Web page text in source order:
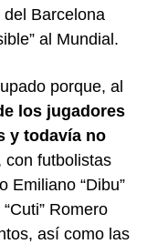
del Barcelona
al Mundial.
porque, al
los jugadores
y todavía no
con futbolistas
Emiliano “Dibu”
Romero
así como las